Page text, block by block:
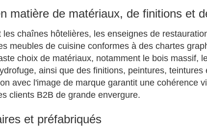
matière de matériaux, de finitions et
chaînes hôtelières, les enseignes de
meubles de cuisine conformes à des chartes
choix de matériaux, notamment le bois massif,
ainsi que des finitions, peintures, teintures
avec l'image de marque garantit une cohérence
clients B2B de grande envergure.
et préfabriqués